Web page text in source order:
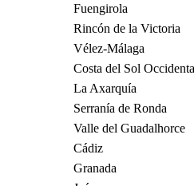
Fuengirola
Rincón de la Victoria
Vélez-Málaga
Costa del Sol
La Axarquía
Serranía de Ronda
Valle del Guadalhorce
Cádiz
Granada